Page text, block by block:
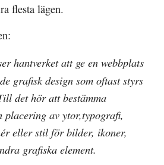
flesta lägen.
hantverket att ge en webbplats
grafisk design som oftast styrs
det hör att bestämma
placering av ytor,typografi,
eller stil för bilder, ikoner,
grafiska element.